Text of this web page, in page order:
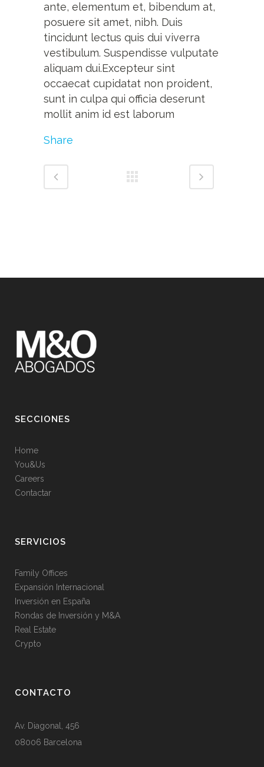
ante, elementum et, bibendum at,
posuere sit amet, nibh. Duis
tincidunt lectus quis dui viverra
vestibulum. Suspendisse vulputate
aliquam dui.Excepteur sint
occaecat cupidatat non proident,
sunt in culpa qui officia deserunt
mollit anim id est laborum
Share
SECCIONES
Home
You&Us
Careers
Contactar
SERVICIOS
Family Offices
Expansión Internacional
Inversión en España
Rondas de Inversión y M&A
Real Estate
Crypto
CONTACTO
Av. Diagonal, 456
08006 Barcelona